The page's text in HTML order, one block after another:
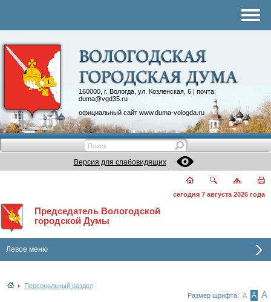
160000, г. Вологда, ул. Козленская, 6 | почта:
duma@vgd35.ru
официальный сайт www.duma-vologda.ru
Контакты
Депутатские объединения
Версия для слабовидящих
сегодня 7 августа 2026 года
Председатель Вологодской
городской Думы
Левое меню
Персональный раздел
Размер шрифта: А А А